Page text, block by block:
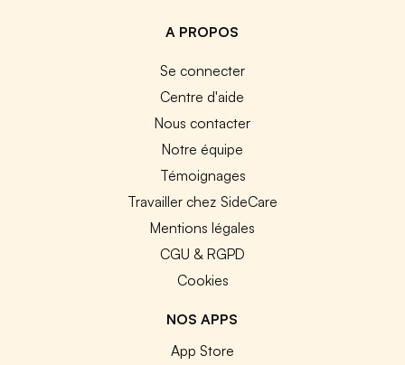
A PROPOS
Se connecter
Centre d'aide
Nous contacter
Notre équipe
Témoignages
Travailler chez SideCare
Mentions légales
CGU & RGPD
Cookies
NOS APPS
App Store